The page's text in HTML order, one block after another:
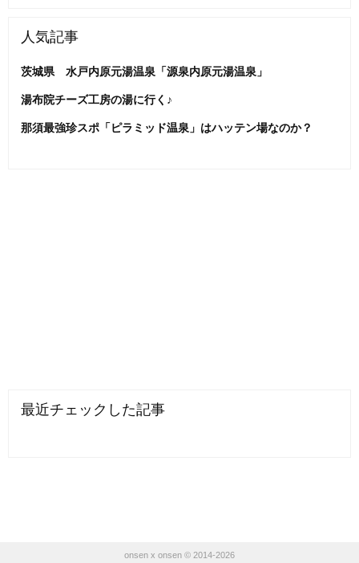
人気記事
茨城県 水戸内原元湯温泉「源泉内原元湯温泉」
湯布院チーズ工房の湯に行く♪
那須最強珍スポ「ピラミッド温泉」はハッテン場なのか？
最近チェックした記事
onsen x onsen © 2014-2026